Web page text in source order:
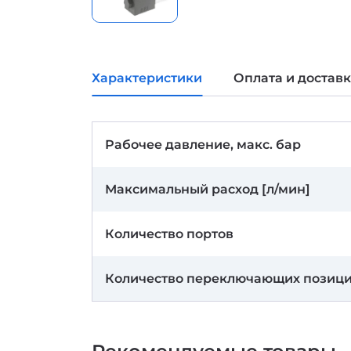
Характеристики Оплата и
Рабочее давление, макс. бар
Максимальный расход [л/мин]
Количество портов
Количество переключающих